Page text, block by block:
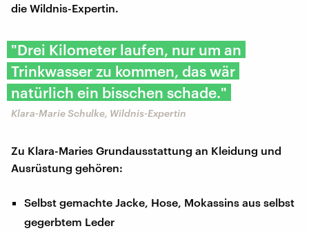
die Wildnis-Expertin.
"Drei Kilometer laufen, nur um an
Trinkwasser zu kommen, das wär
natürlich ein bisschen schade."
Klara-Marie Schulke, Wildnis-Expertin
Zu Klara-Maries Grundausstattung an Kleidung und
Ausrüstung gehören:
Selbst gemachte Jacke, Hose, Mokassins aus selbst
gegerbtem Leder